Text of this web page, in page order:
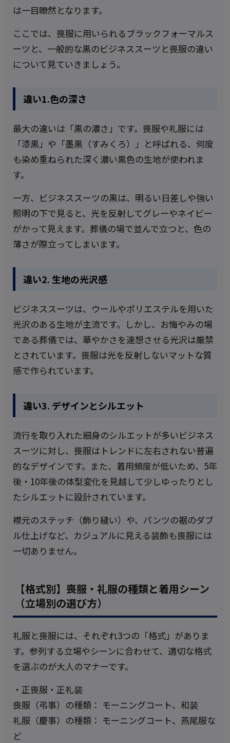
は一目瞭然となります。
ここでは、喪服に用いられるブラックフォーマルス
ーツと、一般的な黒のビジネススーツと喪服の違い
について見ていきましょう。
違い1.色の深さ
最大の違いは「黒の濃さ」です。喪服や礼服には
「漆黒」や「墨黒（すみくろ）」と呼ばれる、何度
も染め重ねられた深く濃い黒色の生地が使われま
す。
一方、ビジネススーツの黒は、明るい日差しや強い
照明の下で見ると、光を反射してグレーやネイビー
がかって見えます。葬儀の場で並んで立つと、色の
薄さが際立ってしまいます。
違い2. 生地の光沢感
ビジネススーツは、ウールやポリエステルを用いた
光沢のある生地が主流です。しかし、お悔やみの場
である葬儀では、華やかさを連想させる光沢は厳禁
とされています。喪服は光を反射しないマットな質
感で作られています。
違い3. デザインとシルエット
流行を取り入れた細身のシルエットが多いビジネス
スーツに対し、喪服はトレンドに左右されない普遍
的なデザインです。また、着用頻度が低いため、5年
後・10年後の体型変化を見越して少しゆったりとし
たシルエットに設計されています。
襟元のステッチ（飾り縫い）や、パンツの裾のダブ
ル仕上げなど、カジュアルに見える装飾も喪服には
一切ありません。
【格式別】喪服・礼服の種類と着用シーン
（立場別の選び方）
礼服と喪服には、それぞれ3つの「格式」がありま
す。参列する立場やシーンに合わせて、適切な格式
を選ぶのが大人のマナーです。
・正喪服・正礼装
喪服（弔事）の種類： モーニングコート、和装
礼服（慶事）の種類： モーニングコート、燕尾服な
ど